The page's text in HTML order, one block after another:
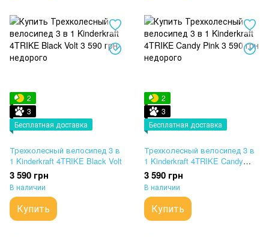
2
3
Бесплатная доставка
Трехколесный велосипед 3 в
1 Kinderkraft 4TRIKE Black Volt
3 590 грн
В наличии
Купить
2
3
Бесплатная доставка
Трехколесный велосипед 3 в
1 Kinderkraft 4TRIKE Candy
Pink
3 590 грн
В наличии
Купить